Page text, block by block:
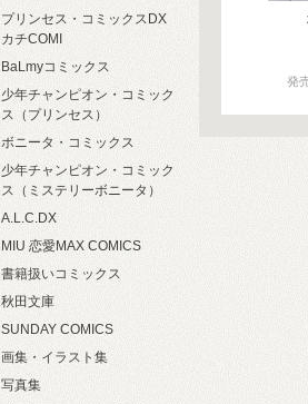
発
プリンセス・コミックスDX
カチCOMI
BaLmyコミックス
少年チャンピオン・コミック
ス（プリンセス）
ボニータ・コミックス
少年チャンピオン・コミック
ス（ミステリーボニータ）
A.L.C.DX
MIU 恋愛MAX COMICS
書籍扱いコミックス
秋田文庫
SUNDAY COMICS
画集・イラスト集
写真集